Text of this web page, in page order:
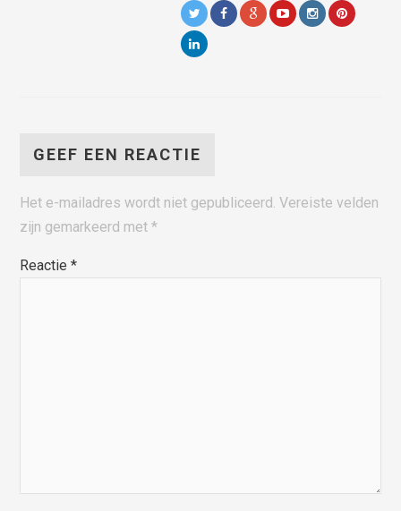
GEEF EEN REACTIE
Het e-mailadres wordt niet gepubliceerd. Vereiste velden
zijn gemarkeerd met*
Reactie*